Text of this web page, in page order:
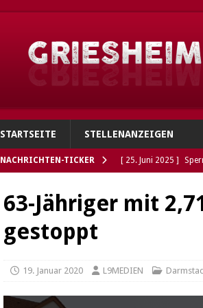
STARTSEITE STELLENANZEIGEN
NACHRICHTEN-TICKER [ 25. Juni 2025 ]
[ 4. Juni 2025 ]
[ 5. Mai 2025 ]
63-Jähriger mit
gestoppt
19. Januar 2020 L9MEDIEN